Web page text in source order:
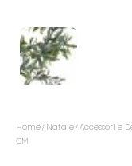
Home/ Natale/Accessori e
CM